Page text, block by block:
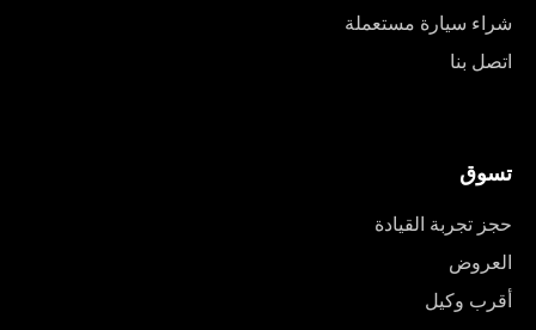
شراء سيارة مستعملة
اتصل بنا
تسوق
حجز تجربة القيادة
العروض
أقرب وكيل